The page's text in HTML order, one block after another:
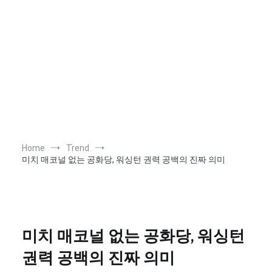
Home
Trend
미치 매코널 없는 공화당, 워싱턴 권력 공백의 진짜 의미
미치 매코널 없는 공화당, 워싱턴
권력 공백의 진짜 의미